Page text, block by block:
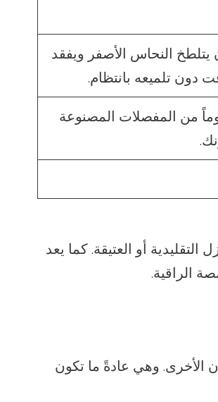
يتلطخ النحاس الأصفر ويفقد
دون تلميعه بانتظام.
من المفصلات المصنوعة
أو العتيقة. كما يعد
الراقية.
الأخرى. وهي عادةً ما تكون